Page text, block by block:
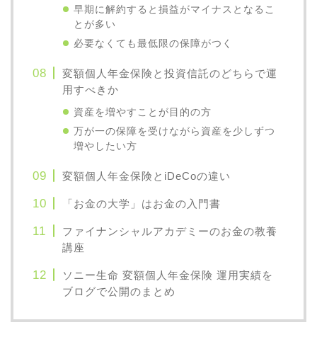
早期に解約すると損益がマイナスとなるこ
とが多い
必要なくても最低限の保障がつく
変額個人年金保険と投資信託のどちらで運
用すべきか
資産を増やすことが目的の方
万が一の保障を受けながら資産を少しずつ
増やしたい方
変額個人年金保険とiDeCoの違い
「お金の大学」はお金の入門書
ファイナンシャルアカデミーのお金の教養
講座
ソニー生命 変額個人年金保険 運用実績を
ブログで公開のまとめ